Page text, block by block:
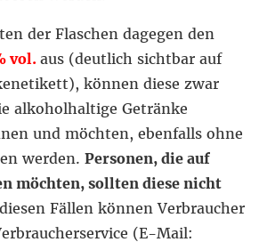
der Flaschen dagegen den
vol. aus (deutlich sichtbar auf
können diese zwar
alkoholhaltige Getränke
und möchten, ebenfalls ohne
werden. Personen, die auf
möchten, sollten diese nicht
Fällen können Verbraucher
(E-Mail: